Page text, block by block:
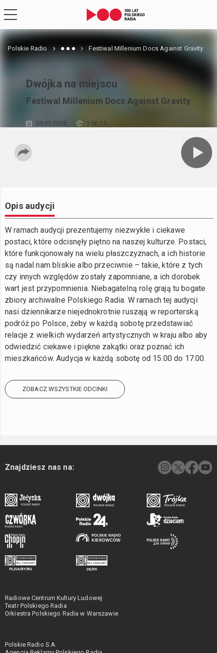
Polskie Radio Festiwal Millenium Docs Against Gravity
Dwójka na miejscu
Festiwal Millenium Docs Against Gravity
09.05.2026 1:56:15
Opis audycji
W ramach audycji prezentujemy niezwykłe i ciekawe
postaci, które odcisnęły piętno na naszej kulturze. Postaci,
które funkcjonowały na wielu płaszczyznach, a ich historie
są nadal nam bliskie albo przeciwnie – takie, które z tych
czy innych względów zostały zapomniane, a ich dorobek
wart jest przypomnienia. Niebagatelną rolę grają tu bogate
zbiory archiwalne Polskiego Radia. W ramach tej audycji
nasi dziennikarze niejednokrotnie ruszają w reporterską
podróż po Polsce, żeby w każdą sobotę przedstawiać
relacje z wielkich wydarzeń artystycznych w kraju albo aby
odwiedzić ciekawe i piękne zakątki oraz poznać ich
mieszkańców. Audycja w każdą sobotę od 15.00 do 17.00.
ZOBACZ WSZYSTKIE ODCINKI
Znajdziesz nas na:
Radiowe Centrum Kultury Ludowej
Teatr Polskiego Radia
Orkiestra Polskiego Radia w Warszawie
Polskie Radio S.A.